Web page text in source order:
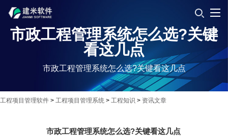
市政工程管理系统怎么选?关键
看这几点
市政工程管理系统怎么选?关键看这几点
工程项目管理软件 > 工程项目管理系统 > 工程知识 > 资讯文章
市政工程管理系统怎么选?关键看这几点